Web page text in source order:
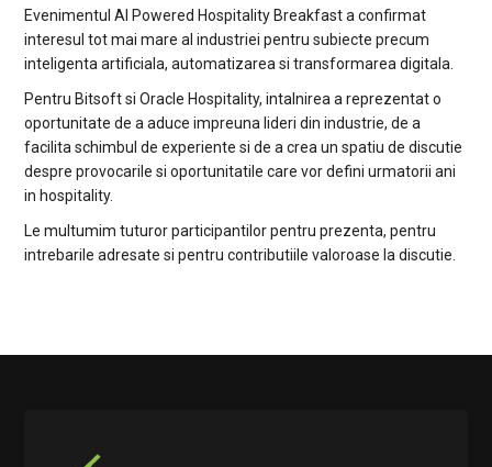
Evenimentul AI Powered Hospitality Breakfast a confirmat
interesul tot mai mare al industriei pentru subiecte precum
inteligenta artificiala, automatizarea si transformarea digitala.
Pentru Bitsoft si Oracle Hospitality, intalnirea a reprezentat o
oportunitate de a aduce impreuna lideri din industrie, de a
facilita schimbul de experiente si de a crea un spatiu de discutie
despre provocarile si oportunitatile care vor defini urmatorii ani
in hospitality.
Le multumim tuturor participantilor pentru prezenta, pentru
intrebarile adresate si pentru contributiile valoroase la discutie.